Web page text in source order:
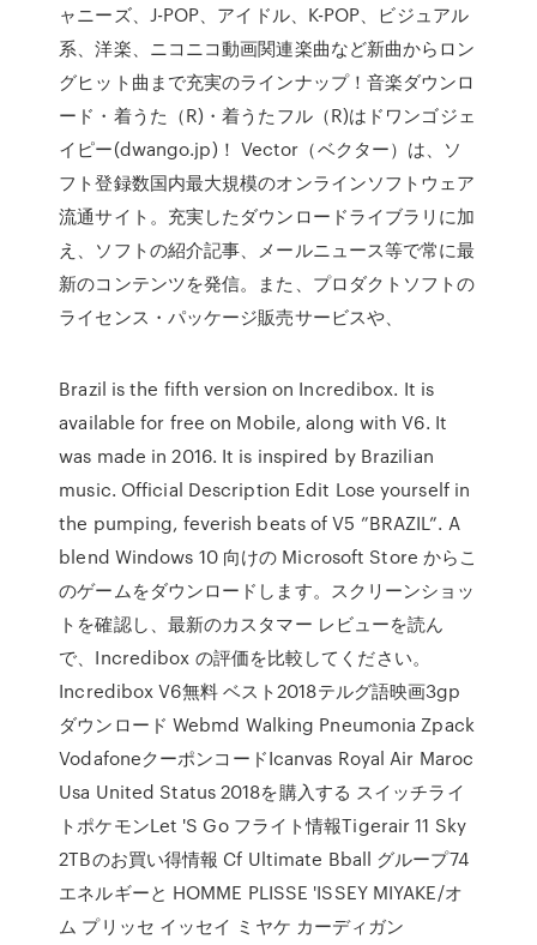
ャニーズ、J-POP、アイドル、K-POP、ビジュアル
系、洋楽、ニコニコ動画関連楽曲など新曲からロン
グヒット曲まで充実のラインナップ！音楽ダウンロ
ード・着うた（R)・着うたフル（R)はドワンゴジェ
イピー(dwango.jp)！ Vector（ベクター）は、ソ
フト登録数国内最大規模のオンラインソフトウェア
流通サイト。充実したダウンロードライブラリに加
え、ソフトの紹介記事、メールニュース等で常に最
新のコンテンツを発信。また、プロダクトソフトの
ライセンス・パッケージ販売サービスや、
Brazil is the fifth version on Incredibox. It is
available for free on Mobile, along with V6. It
was made in 2016. It is inspired by Brazilian
music. Official Description Edit Lose yourself in
the pumping, feverish beats of V5 ”BRAZIL”. A
blend Windows 10 向けの Microsoft Store からこ
のゲームをダウンロードします。スクリーンショッ
トを確認し、最新のカスタマー レビューを読ん
で、Incredibox の評価を比較してください。
Incredibox V6無料 ベスト2018テルグ語映画3gp
ダウンロード Webmd Walking Pneumonia Zpack
VodafoneクーポンコードIcanvas Royal Air Maroc
Usa United Status 2018を購入する スイッチライ
トポケモンLet 'S Go フライト情報Tigerair 11 Sky
2TBのお買い得情報 Cf Ultimate Bball グループ74
エネルギーと HOMME PLISSE 'ISSEY MIYAKE/オ
ム プリッセ イッセイ ミヤケ カーディガン